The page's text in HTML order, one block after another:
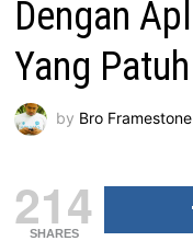
Dengan
Yang
by Bro Framestone
214
SHARES